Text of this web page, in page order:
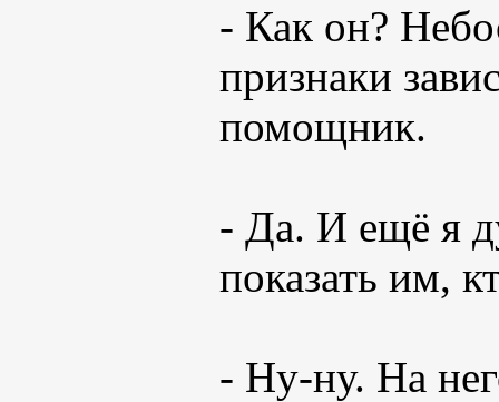
- Как он?
признаки
помощник.
- Да. И ещё я
показать им,
- Ну-ну. На